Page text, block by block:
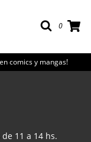
0
comics y mangas!
11 a 14 hs.